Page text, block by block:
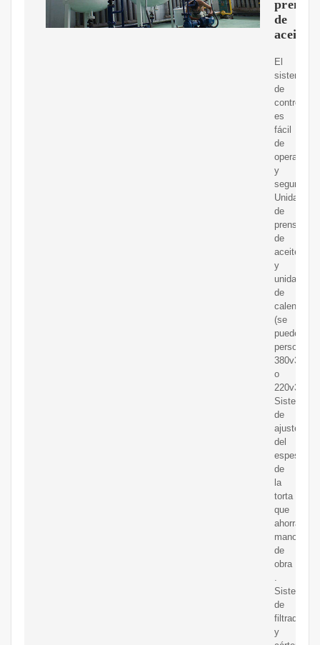
de
aceite
El
sistema
de
control
es
fácil
de
operar
y
seguro.
Unidad
de
prensado
de
aceite
y
unidad
de
(se
puede
380v3p
o
220v3p)
Sistema
de
ajuste
del
espesor
de
la
torta
que
ahorra
mano
de
obra
Sistema
de
filtrado
y